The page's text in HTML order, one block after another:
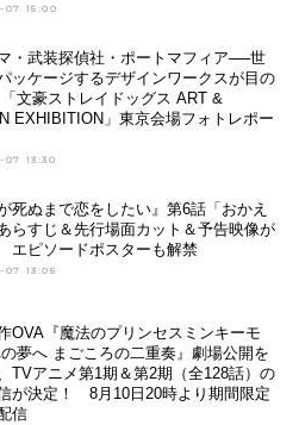
07 15:00
・武装探偵社・ポートマフィア──世
ッケージするデザインワークスが目の
文豪ストレイドッグス ART &
EXHIBITION」東京会場フォトレポー
07 13:30
死ぬまで恋をしたい』第6話「おかえ
らすじ＆先行場面カット＆予告映像が
ピソードポスターも解禁
07 13:05
OVA『魔法のプリンセスミンキーモ
夢へ まごころの二重奏』劇場公開を
TVアニメ第1期＆第2期（全128話）の
が決定！ 8月10日20時より期間限定
信